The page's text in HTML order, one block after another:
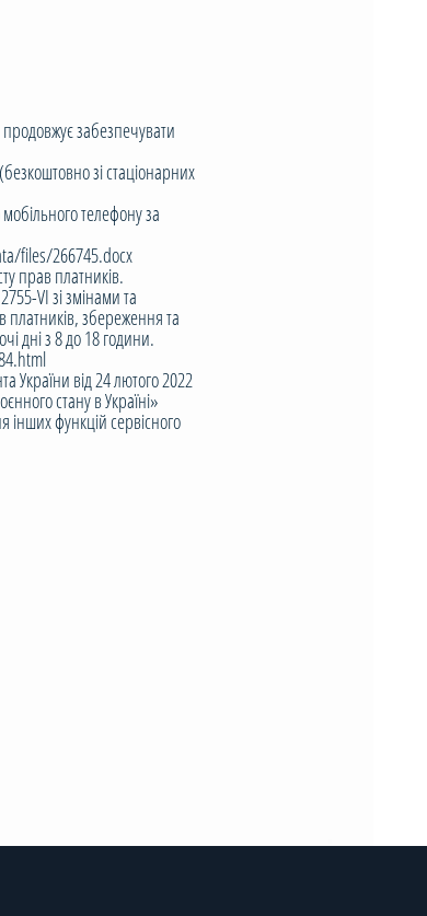
забезпечувати
зі стаціонарних
телефону за
files/266745.docx
прав платників.
VI зі змінами та
збереження та
дні з 8 до 18 години.
України від 24 лютого 2022
стану в Україні»
інших функцій сервісного